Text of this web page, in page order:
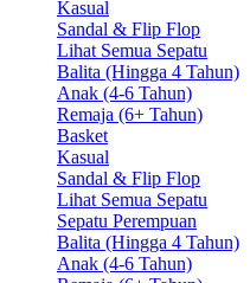
Kasual
Sandal & Flip Flop
Lihat Semua Sepatu
Balita (Hingga 4 Tahun)
Anak (4-6 Tahun)
Remaja (6+ Tahun)
Basket
Kasual
Sandal & Flip Flop
Lihat Semua Sepatu
Sepatu Perempuan
Balita (Hingga 4 Tahun)
Anak (4-6 Tahun)